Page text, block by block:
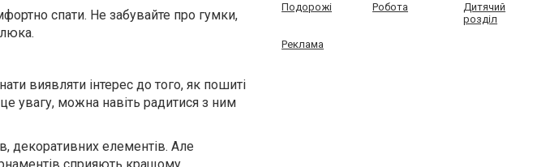
спати. Не забувайте про гумки,
виявляти інтерес до того, як пошиті
увагу, можна навіть радитися з ним
декоративних елементів. Але
Подорожі Робота
Дитячий
розділ
Реклама